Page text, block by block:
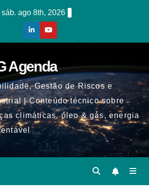
sáb. ago 8th, 2026
Agenda
Gestão de Riscos e
| Conteúdo técnico sobre
climáticas, óleo & gás, energia